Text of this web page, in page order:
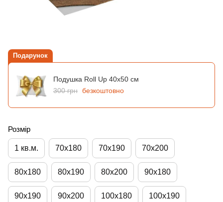
Подарунок
Подушка Roll Up 40х50 см
300 грн безкоштовно
Розмір
1 кв.м. 70х180 70х190 70х200
80х180 80х190 80х200 90х180
90х190 90х200 100х180 100х190